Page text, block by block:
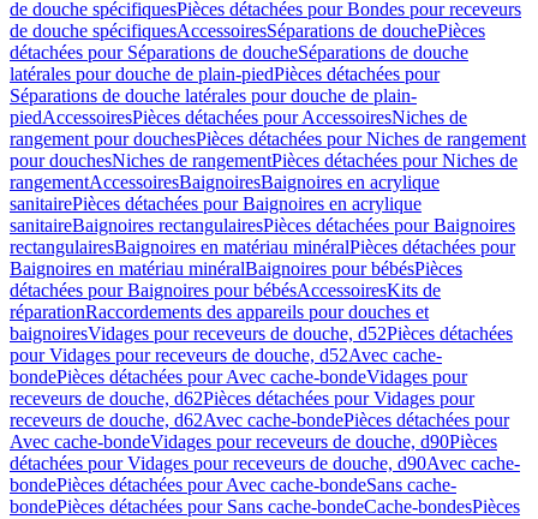
de douche spécifiquesPièces détachées pour Bondes pour receveurs
de douche spécifiquesAccessoiresSéparations de douchePièces
détachées pour Séparations de doucheSéparations de douche
latérales pour douche de plain-piedPièces détachées pour
Séparations de douche latérales pour douche de plain-
piedAccessoiresPièces détachées pour AccessoiresNiches de
rangement pour douchesPièces détachées pour Niches de rangement
pour douchesNiches de rangementPièces détachées pour Niches de
rangementAccessoiresBaignoiresBaignoires en acrylique
sanitairePièces détachées pour Baignoires en acrylique
sanitaireBaignoires rectangulairesPièces détachées pour Baignoires
rectangulairesBaignoires en matériau minéralPièces détachées pour
Baignoires en matériau minéralBaignoires pour bébésPièces
détachées pour Baignoires pour bébésAccessoiresKits de
réparationRaccordements des appareils pour douches et
baignoiresVidages pour receveurs de douche, d52Pièces détachées
pour Vidages pour receveurs de douche, d52Avec cache-
bondePièces détachées pour Avec cache-bondeVidages pour
receveurs de douche, d62Pièces détachées pour Vidages pour
receveurs de douche, d62Avec cache-bondePièces détachées pour
Avec cache-bondeVidages pour receveurs de douche, d90Pièces
détachées pour Vidages pour receveurs de douche, d90Avec cache-
bondePièces détachées pour Avec cache-bondeSans cache-
bondePièces détachées pour Sans cache-bondeCache-bondesPièces